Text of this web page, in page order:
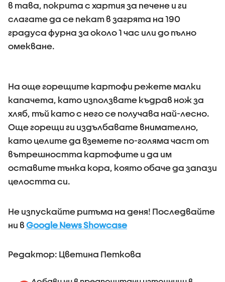
в тава, покрита с хартия за печене и ги
слагате да се пекат в загрята на 190
градуса фурна за около 1 час или до пълно
омекване.
На още горещите картофи режете малки
капачета, като използвате къдрав нож за
хляб, тъй като с него се получава най-лесно.
Още горещи ги издълбавате внимателно,
като целите да вземете по-голяма част от
вътрешността картофите и да им
оставите тънка кора, която обаче да запази
целостта си.
Не изпускайте ритъма на деня! Последвайте
ни в Google News Showcase
Редактор: Цветина Петкова